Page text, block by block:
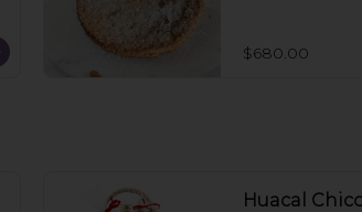
$680.00
Huacal